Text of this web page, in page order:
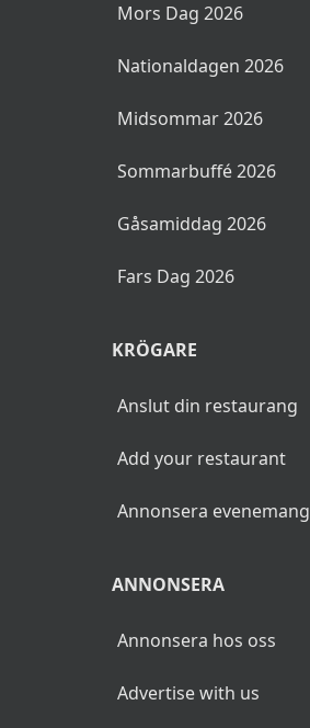
Mors Dag 2026
Nationaldagen 2026
Midsommar 2026
Sommarbuffé 2026
Gåsamiddag 2026
Fars Dag 2026
KRÖGARE
Anslut din restaurang
Add your restaurant
Annonsera evenemang
ANNONSERA
Annonsera hos oss
Advertise with us